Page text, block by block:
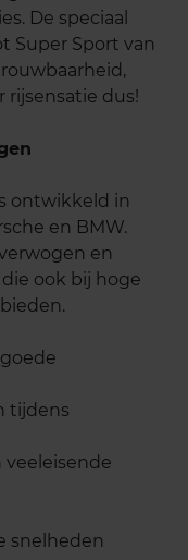
De speciaal
Super Sport van
rijsensatie dus!
ontwikkeld in
en BMW.
en
ook bij hoge
tijdens
veeleisende
snelheden